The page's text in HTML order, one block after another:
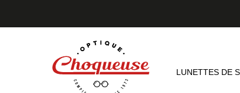
LUNETTES DE